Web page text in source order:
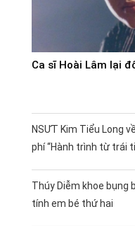
Ca sĩ Hoài Lâm lại
NSƯT Kim Tiểu Long
phí “Hành trình từ trái
Thúy Diễm khoe bụng
tính em bé thứ hai